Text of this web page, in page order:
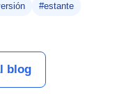
#estante
blog